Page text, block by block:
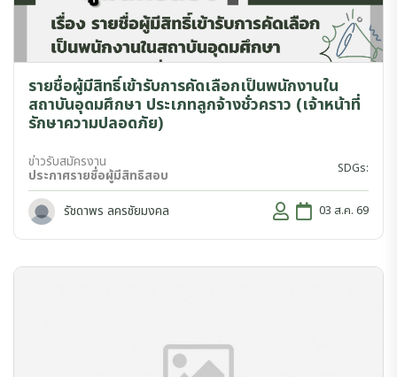
รายชื่อผู้มีสิทธิ์เข้ารับการคัดเลือกเป็นพนักงานใน
สถาบันอุดมศึกษา ประเภทลูกจ้างชั่วคราว (เจ้าหน้าที่
รักษาความปลอดภัย)
ข่าวรับสมัครงาน
ประกาศรายชื่อผู้มีสิทธิสอบ SDGs:
รัชดาพร ลครชัยมงคล 03 ส.ค. 69